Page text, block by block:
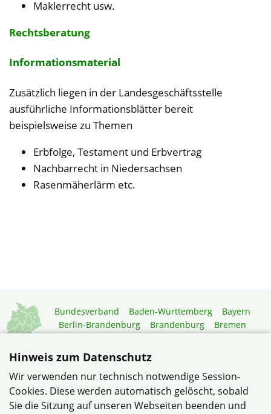
Maklerrecht usw.
Rechtsberatung
Informationsmaterial
Zusätzlich liegen in der Landesgeschäftsstelle
ausführliche Informationsblätter bereit
beispielsweise zu Themen
Erbfolge, Testament und Erbvertrag
Nachbarrecht in Niedersachsen
Rasenmäherlärm etc.
Bundesverband Baden-Württemberg
Bayern
Berlin-Brandenburg
Brandenburg
Bremen
Niedersachsen
Rheinland-Pfalz
Saarland
Sachsen-Anhalt
Schleswig-Holstein
Thüringen
Mitgliedermagazin
Gartenberatung
Hinweis zum Datenschutz
Wir verwenden nur technisch notwendige Session-
Cookies. Diese werden automatisch gelöscht, sobald
Sie die Sitzung auf unseren Webseiten beenden und